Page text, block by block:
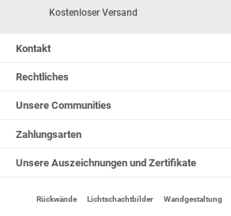
Kostenloser Versand
Kontakt
Rechtliches
Zahlungsarten
Unsere Auszeichnungen und Zertifikate
Unsere Communities
Rückwände Lichtschachtbilder Wandgestaltung